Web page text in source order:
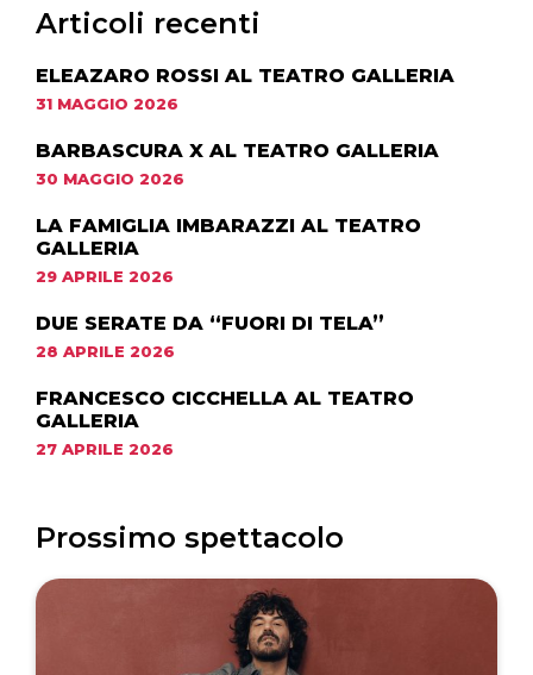
Articoli recenti
ELEAZARO ROSSI AL TEATRO GALLERIA
31 MAGGIO 2026
BARBASCURA X AL TEATRO GALLERIA
30 MAGGIO 2026
LA FAMIGLIA IMBARAZZI AL TEATRO
GALLERIA
29 APRILE 2026
DUE SERATE DA “FUORI DI TELA”
28 APRILE 2026
FRANCESCO CICCHELLA AL TEATRO
GALLERIA
27 APRILE 2026
Prossimo spettacolo